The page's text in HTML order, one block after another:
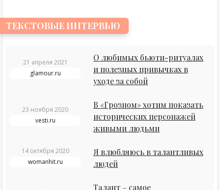
ТЕКСТОВЫЕ ИНТЕРВЬЮ
21 апреля 2021
glamour.ru
О любимых бьюти-ритуалах
и полезных привычках в
уходе за собой
23 ноября 2020
vesti.ru
В «Грозном» хотим показать
исторических персонажей
живыми людьми
14 октября 2020
womanhit.ru
Я влюбляюсь в талантливых
людей
Талант – самое